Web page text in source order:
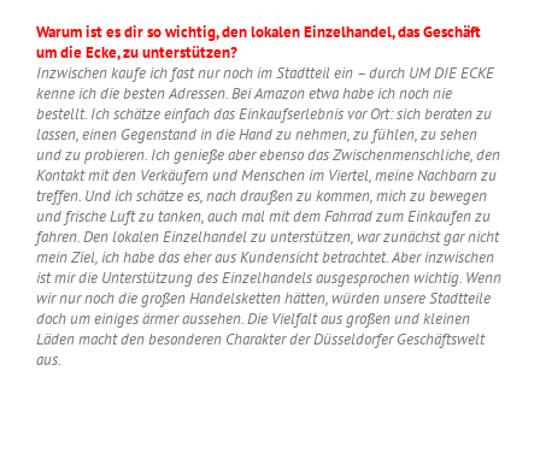
Warum ist es dir so wichtig, den lokalen Einzelhandel, das Geschäft
um die Ecke, zu unterstützen?
Inzwischen kaufe ich fast nur noch im Stadtteil ein – durch UM DIE ECKE
kenne ich die besten Adressen. Bei Amazon etwa habe ich noch nie
bestellt. Ich schätze einfach das Einkaufserlebnis vor Ort: sich beraten zu
lassen, einen Gegenstand in die Hand zu nehmen, zu fühlen, zu sehen
und zu probieren. Ich genieße aber ebenso das Zwischenmenschliche, den
Kontakt mit den Verkäufern und Menschen im Viertel, meine Nachbarn zu
treffen. Und ich schätze es, nach draußen zu kommen, mich zu bewegen
und frische Luft zu tanken, auch mal mit dem Fahrrad zum Einkaufen zu
fahren. Den lokalen Einzelhandel zu unterstützen, war zunächst gar nicht
mein Ziel, ich habe das eher aus Kundensicht betrachtet. Aber inzwischen
ist mir die Unterstützung des Einzelhandels ausgesprochen wichtig. Wenn
wir nur noch die großen Handelsketten hätten, würden unsere Stadtteile
doch um einiges ärmer aussehen. Die Vielfalt aus großen und kleinen
Läden macht den besonderen Charakter der Düsseldorfer Geschäftswelt
aus.